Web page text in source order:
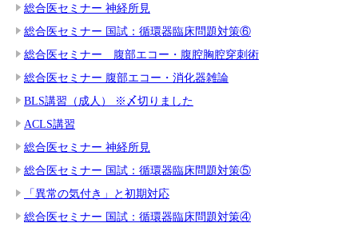
総合医セミナー 神経所見
総合医セミナー 国試：循環器臨床問題対策⑥
総合医セミナー 腹部エコー・腹腔胸腔穿刺術
総合医セミナー 腹部エコー・消化器雑論
BLS講習（成人） ※〆切りました
ACLS講習
総合医セミナー 神経所見
総合医セミナー 国試：循環器臨床問題対策⑤
「異常の気付き」と初期対応
総合医セミナー 国試：循環器臨床問題対策④